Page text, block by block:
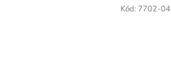
Kód: 7702-04